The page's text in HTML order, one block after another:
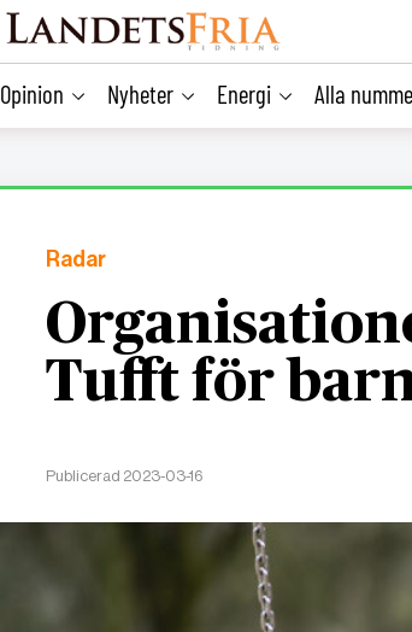
Opinion Nyheter Energi Alla
Radar
Tufft för
Publicerad 2023-03-16